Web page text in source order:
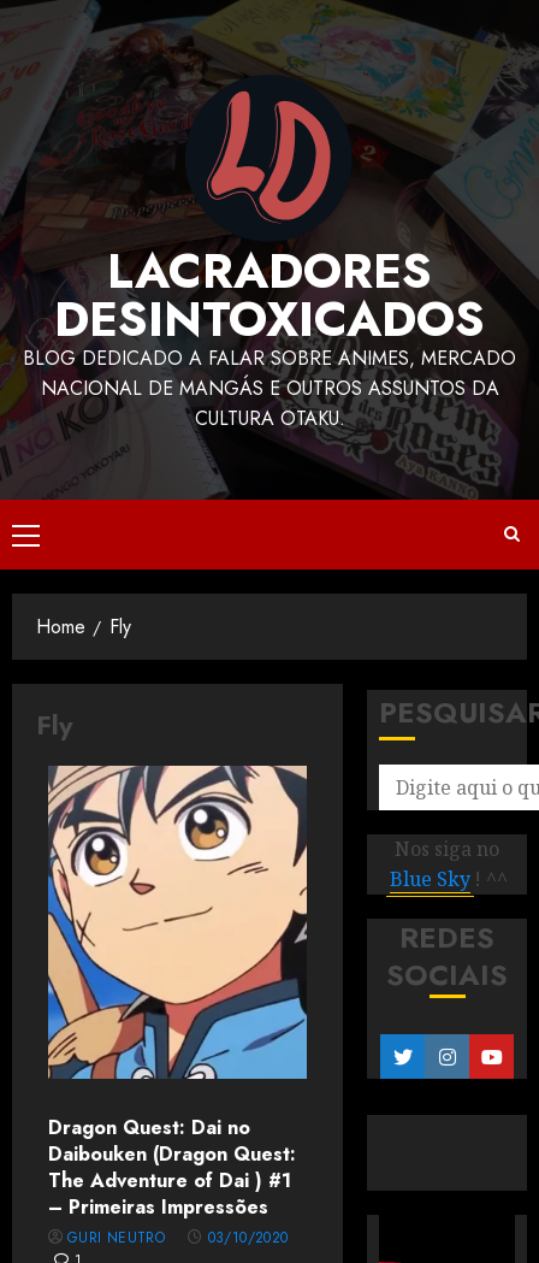
LACRADORES
DESINTOXICADOS
BLOG DEDICADO A FALAR SOBRE ANIMES, MERCADO
NACIONAL DE MANGÁS E OUTROS ASSUNTOS DA
CULTURA OTAKU.
Home Fly
Fly
Dragon Quest: Dai no
Daibouken (Dragon Quest:
The Adventure of Dai ) #1
– Primeiras Impressões
GURI NEUTRO
03/10/2020
Nos siga no
Blue Sky ! ^^
REDES
SOCIAIS